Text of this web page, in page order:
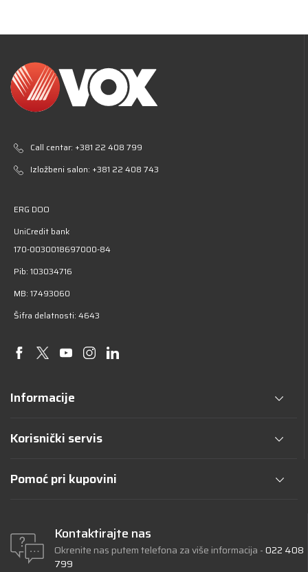
Call centar: +381 22 408 799
Izložbeni salon: +381 22 408 743
ERG DOO
UniCredit bank
170-0030018697000-84
Pib: 103034716
MB: 17493060
Šifra delatnosti: 4643
Informacije
Korisnički servis
Pomoć pri kupovini
Kontaktirajte nas
Okrenite nas putem telefona za više informacija -022 408
799